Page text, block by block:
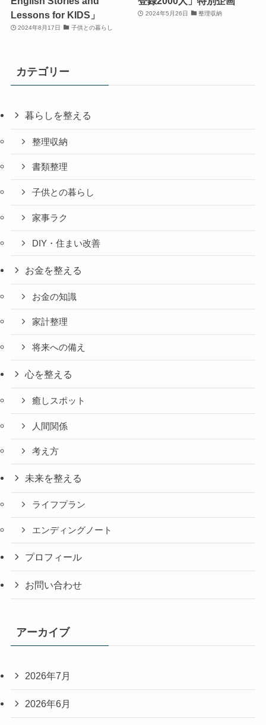
Lessons for KIDS」
2024年8月17日 子供との暮らし
2024年5月26日 整理収納
カテゴリー
暮らしを整える
整理収納
書類整理
子供との暮らし
家事ラク
DIY・住まい改善
お金を整える
お金の知識
家計整理
将来への備え
心を整える
癒しスポット
人間関係
考え方
未来を整える
ライフプラン
エンディングノート
プロフィール
お問い合わせ
アーカイブ
2026年7月
2026年6月